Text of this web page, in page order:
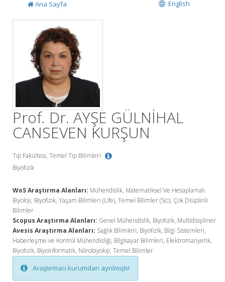
English
Ana Sayfa
Prof. Dr. AYŞE GÜLNİHAL
CANSEVEN KURŞUN
Tıp Fakültesi, Temel Tıp Bilimleri
Biyofizik
WoS Araştırma Alanları: Mühendislik, Matematiksel Ve Hesaplamalı
Biyoloji, Biyofizik, Yaşam Bilimleri (Life), Temel Bilimler (Sci), Çok Disiplinli
Bilimler
Scopus Araştırma Alanları: Genel Mühendislik, Biyofizik, Multidisipliner
Avesis Araştırma Alanları: Sağlık Bilimleri, Biyofizik, Bilgi Sistemleri,
Haberleşme ve Kontrol Mühendisliği, Bilgisayar Bilimleri, Elektromanyetik,
Biyofizik, Biyoinformatik, Nörobiyoloji, Temel Bilimler
Araştırmacı kurumdan ayrılmıştır